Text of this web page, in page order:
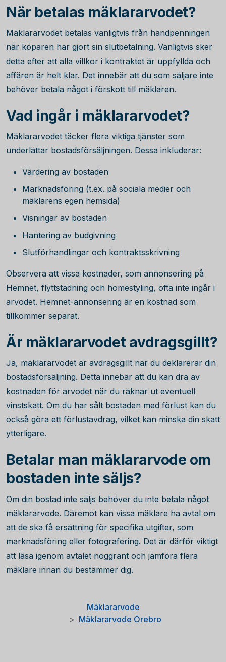
När betalas mäklararvodet?
Mäklararvodet betalas vanligtvis från handpenningen
när köparen har gjort sin slutbetalning. Vanligtvis sker
detta efter att alla villkor i kontraktet är uppfyllda och
affären är helt klar. Det innebär att du som säljare inte
behöver betala något i förskott till mäklaren.
Vad ingår i mäklararvodet?
Mäklararvodet täcker flera viktiga tjänster som
underlättar bostadsförsäljningen. Dessa inkluderar:
Värdering av bostaden
Marknadsföring (t.ex. på sociala medier och
mäklarens egen hemsida)
Visningar av bostaden
Hantering av budgivning
Slutförhandlingar och kontraktsskrivning
Observera att vissa kostnader, som annonsering på
Hemnet, flyttstädning och homestyling, ofta inte ingår i
arvodet. Hemnet-annonsering är en kostnad som
tillkommer separat.
Är mäklararvodet avdragsgillt?
Ja, mäklararvodet är avdragsgillt när du deklarerar din
bostadsförsäljning. Detta innebär att du kan dra av
kostnaden för arvodet när du räknar ut eventuell
vinstskatt. Om du har sålt bostaden med förlust kan du
också göra ett förlustavdrag, vilket kan minska din skatt
ytterligare.
Betalar man mäklararvode om
bostaden inte säljs?
Om din bostad inte säljs behöver du inte betala något
mäklararvode. Däremot kan vissa mäklare ha avtal om
att de ska få ersättning för specifika utgifter, som
marknadsföring eller fotografering. Det är därför viktigt
att läsa igenom avtalet noggrant och jämföra flera
mäklare innan du bestämmer dig.
Mäklararvode
Mäklararvode Örebro